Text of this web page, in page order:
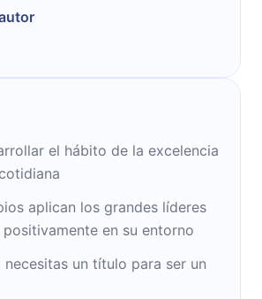
en liderazgo en
colaborado en la NASA. Es
muy reconocidas, como “El
su Ferrari” (1996) y “El líder
el hábito de la excelencia
aplican los grandes líderes
en su entorno
necesitas un título para ser un